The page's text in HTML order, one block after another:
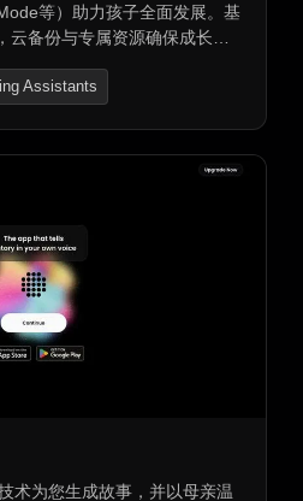
等）助力孩子全面发展。基
云备份与专属资源确保成长无
Assistants
术为您生成故事，并以母亲温